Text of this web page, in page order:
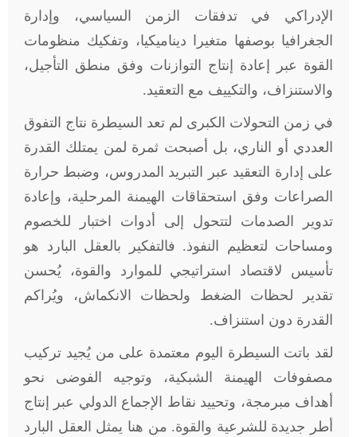
الإدراكي في تدفقات الزمن السياسي، وإدارة
الجغرافيا بوصفها متغيرا ديناميكيا، وتفكيك منظومات
القوة عبر إعادة إنتاج التوازنات وفق منطق التأجيل،
والاستنزاف، والتكييف مع التعقيد.
في زمن التحولات الكبرى لم تعد السيطرة نتاج التفوق
العددي أو الناري، بل أصبحت ثمرة لمن يمتلك القدرة
على إدارة التعقيد عبر التبريد المدروس، وضبط حرارة
الصراعات وفق استحقاقات الهيمنة المرحلية، وإعادة
تدوير الصدمات لتتحول إلى أدوات اختبار للخصوم
ومساحات لتعظيم النفوذ. فالتفكير بالعقل البارد هو
تأسيس لاقتصاد استراتيجي للموارد والقوة، يُحسن
تقدير لحظات الضغط ولحظات الانكماش، ويُراكم
القدرة دون استنزاف.
لقد باتت السيطرة اليوم معتمدة على من يُجيد تركيب
مصفوفات الهيمنة الشبكية، وتوجيه الفوضى نحو
أهداف مبرمجة، وتحييد نقاط الإجماع الدولي عبر إنتاج
أطر جديدة للشرعية والقوة. من هنا يمثل العقل البارد